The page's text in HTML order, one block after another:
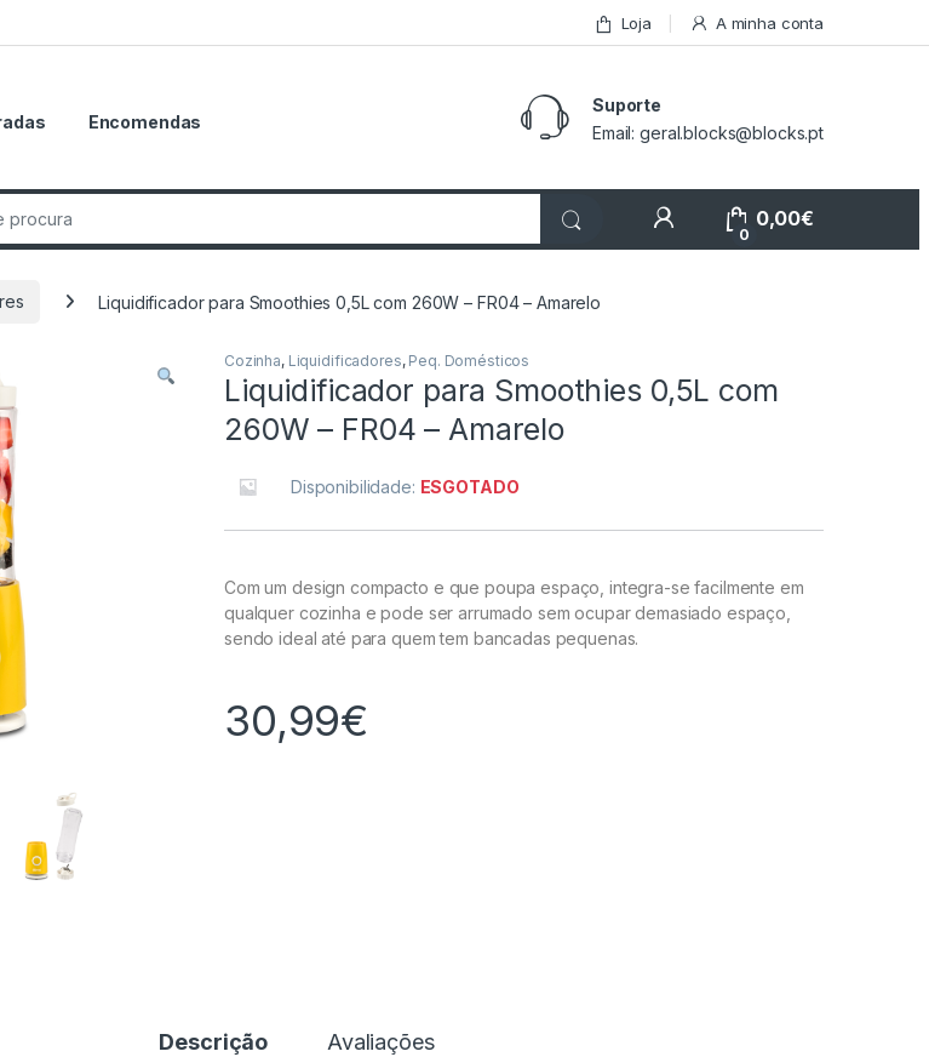
Loja A minha conta
Encomendas
Suporte
Email: geral.blocks@blocks.pt
My Account
0
0,00€
Liquidificador para Smoothies 0,5L com 260W – FR04 – Amarelo
Cozinha, Liquidificadores, Peq. Domésticos
Liquidificador para Smoothies 0,5L com
260W – FR04 – Amarelo
Disponibilidade: ESGOTADO
Com um design compacto e que poupa espaço, integra-se facilmente em
qualquer cozinha e pode ser arrumado sem ocupar demasiado espaço,
sendo ideal até para quem tem bancadas pequenas.
30,99€
Descrição Avaliações